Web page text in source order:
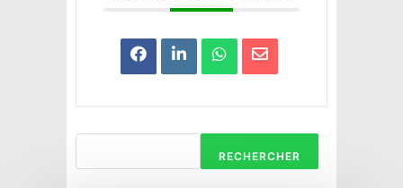
RECHERCHER